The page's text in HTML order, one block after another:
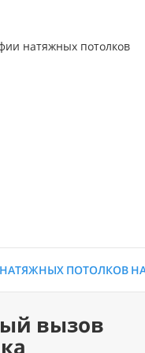
ПОТОЛКОВ
вызов